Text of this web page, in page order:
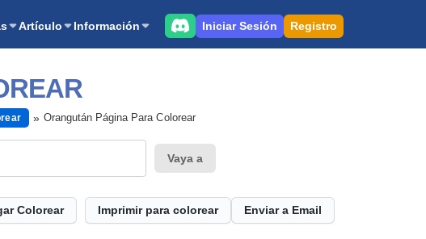
Artículo Información Iniciar Sesión Registro
Orangután Página Para Colorear
Vaya a
Colorear Imprimir para colorear Enviar a Email